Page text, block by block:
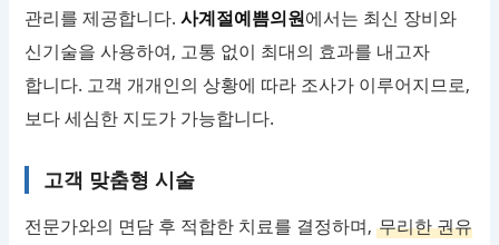
관리를 제공합니다.사계절예쁨의원에서는 최신 장비와
신기술을 사용하여, 고통 없이 최대의 효과를 내고자
합니다. 고객 개개인의 상황에 따라 조사가 이루어지므로,
보다 세심한 지도가 가능합니다.
고객 맞춤형 시술
전문가와의 면담 후 적합한 치료를 결정하며,무리한 권유